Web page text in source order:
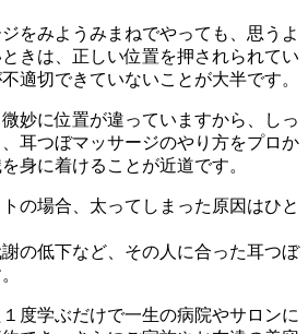
をみようみまねでやっても、思うよ
きは、正しい位置を押されられてい
適切できていないことが大半です。
妙に位置が違っていますから、しっ
耳つぼマッサージのやり方をプロか
身に着けることが近道です。
の場合、太ってしまった原因はひと
の低下など、その人に合った耳つぼ
度学ぶだけで一生の病院やサロンに